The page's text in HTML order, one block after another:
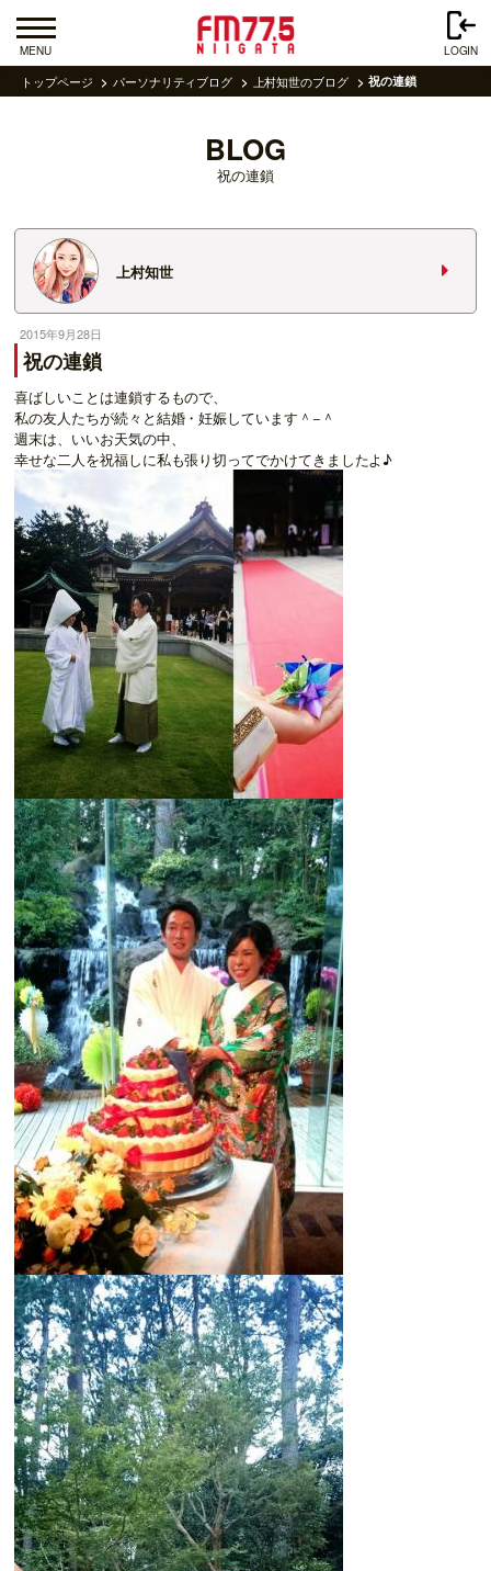
MENU LOGIN
トップページ パーソナリティブログ 上村知世のブログ 祝の連鎖
BLOG
祝の連鎖
上村知世
2015年9月28日
祝の連鎖
喜ばしいことは連鎖するもので、
私の友人たちが続々と結婚・妊娠しています＾−＾
週末は、いいお天気の中、
幸せな二人を祝福しに私も張り切ってでかけてきましたよ♪